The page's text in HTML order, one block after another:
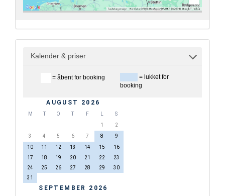
Kalender & priser
= åbent for booking
= lukket for
booking
AUGUST 2026
M T O T F
S
1
2
3
4 5 6 7 8
9
10
11 12 13 14 15
16
17
18 19 20 21 22
23
24
25 26 27 28 29
30
31
SEPTEMBER 2026